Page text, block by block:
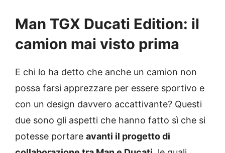
Man TGX Ducati Edition: il
camion mai visto prima
E chi lo ha detto che anche un camion non
possa farsi apprezzare per essere sportivo e
con un design davvero accattivante? Questi
due sono gli aspetti che hanno fatto sì che si
potesse portare avanti il progetto di